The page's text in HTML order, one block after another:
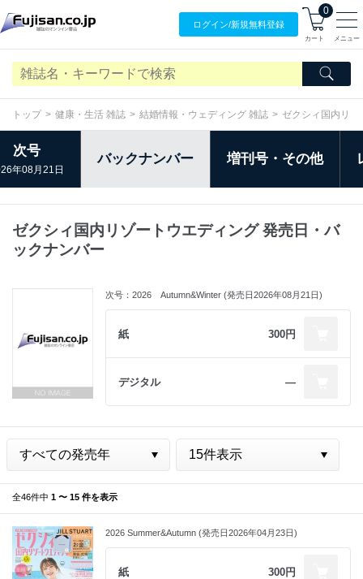
ログイン/新規無料登録
0
カート メニュー
トップ 健康・生活 雑誌 結婚情報・ウェディング 雑誌 ゼクシィ国内リ
次号
年08月21日
バックナンバー 増刊号・その他
ゼクシィ国内リゾートウエディング 発売日・バ
ックナンバー
次号：2026 Autumn&Winter (発売日2026年08月21日)
紙 300円
デジタル ―
全46件中 1 〜 15 件を表示
2026 Summer&Autumn (発売日2026年04月23日)
紙 300円